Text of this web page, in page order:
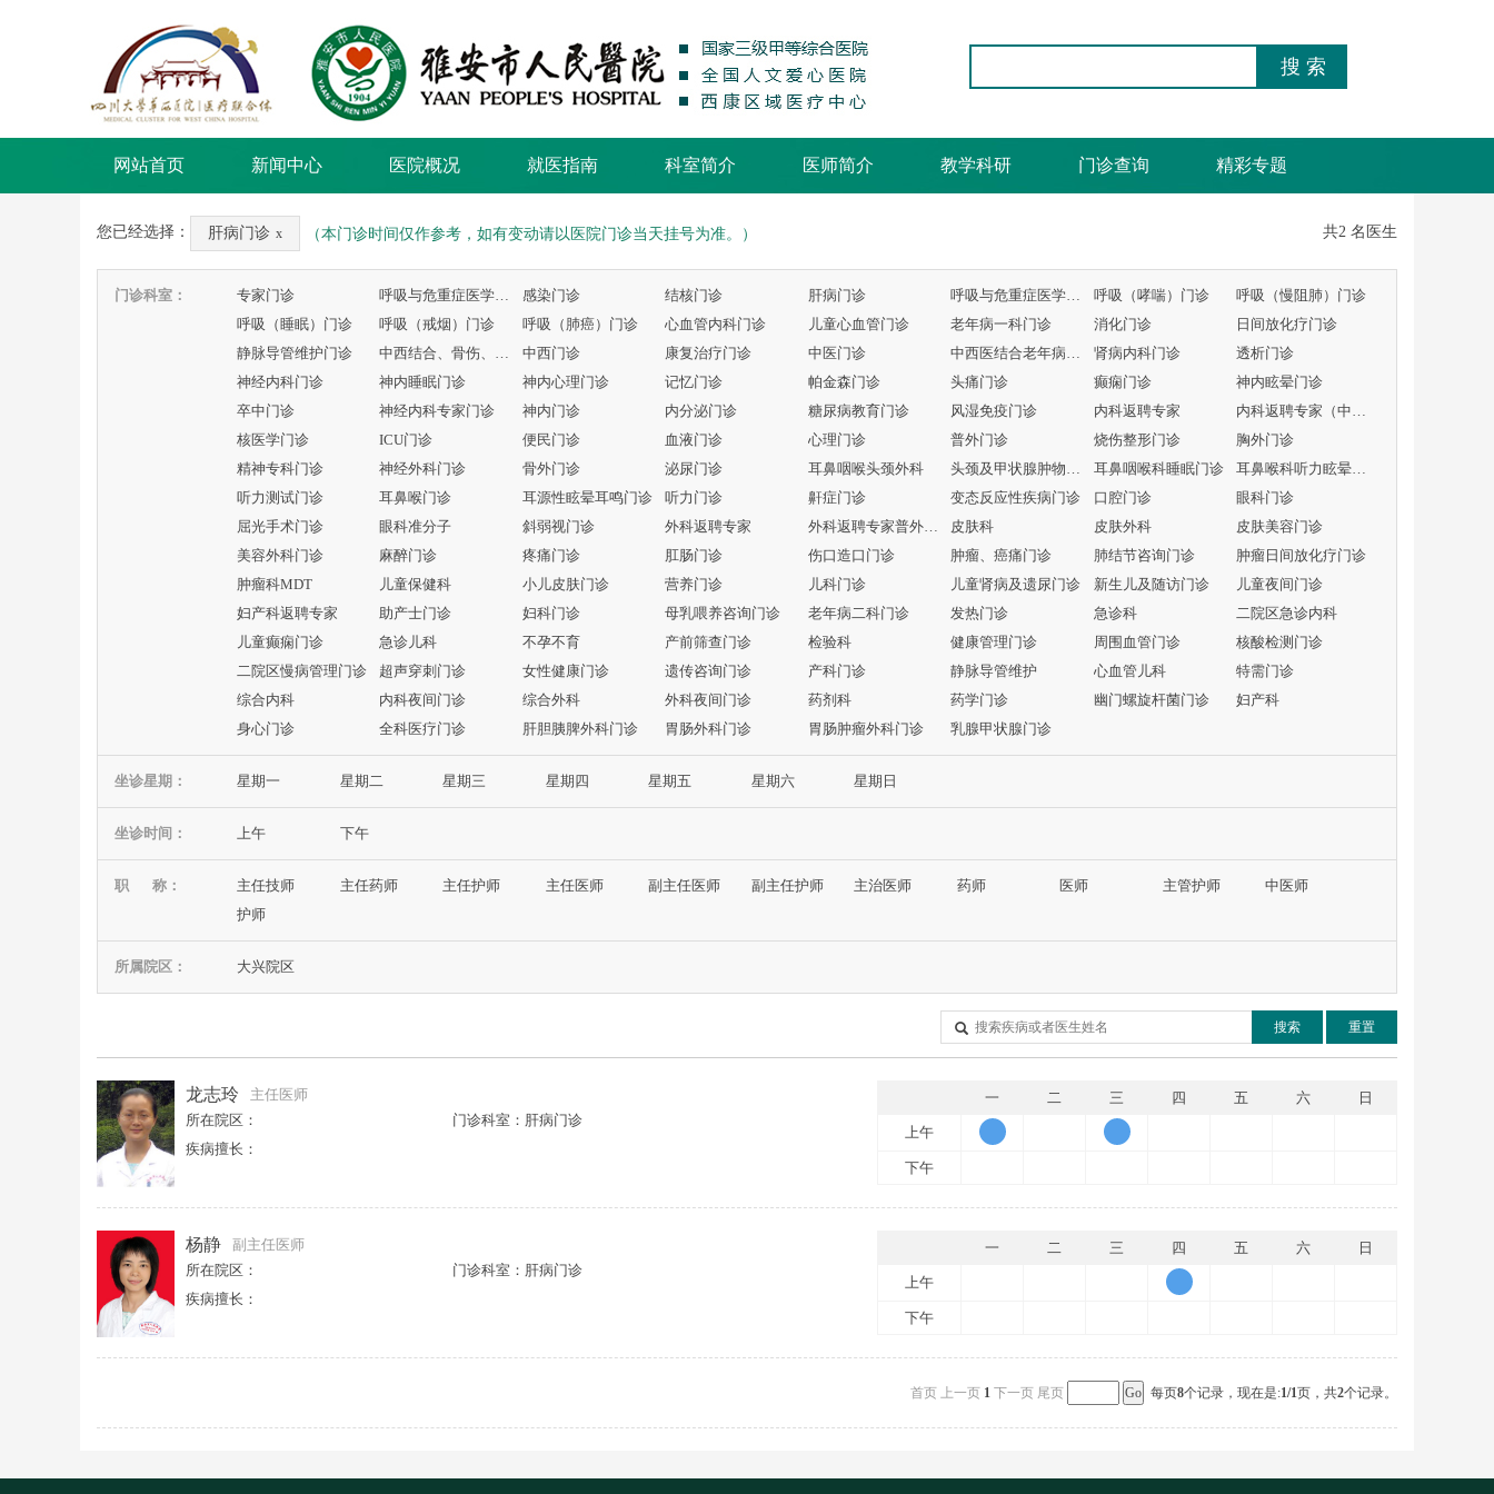
网站首页 新闻中心 医院概况 就医指南 科室简介 医师简介 教学科研 门诊查询 精彩专题
您已经选择： 肝病门诊 x （本门诊时间仅作参考，如有变动请以医院门诊当天挂号为准。） 共2 名医生
门诊科室： 专家门诊 感染门诊 结核门诊 肝病门诊 呼吸（哮喘）门诊
呼吸（慢阻肺）门诊
呼吸（睡眠）门诊
呼吸（戒烟）门诊 呼吸（肺癌）门诊 心血管内科门诊 儿童心血管门诊 老年病一科门诊 消化门诊
日间放化疗门诊
静脉导管维护门诊
中西门诊 康复治疗门诊 中医门诊 肾病内科门诊
透析门诊
神经内科门诊
神内睡眠门诊 神内心理门诊 记忆门诊 帕金森门诊 头痛门诊 癫痫门诊
神内眩晕门诊
卒中门诊
神经内科专家门诊 神内门诊 内分泌门诊 糖尿病教育门诊 风湿免疫门诊 内科返聘专家
核医学门诊
ICU门诊 便民门诊 血液门诊 心理门诊 普外门诊 烧伤整形门诊
胸外门诊
精神专科门诊
神经外科门诊 骨外门诊 泌尿门诊 耳鼻咽喉头颈外科 耳鼻咽喉科睡眠门诊
听力测试门诊
耳鼻喉门诊 耳源性眩晕耳鸣门诊 听力门诊 鼾症门诊 变态反应性疾病门诊 口腔门诊
眼科门诊
屈光手术门诊
眼科准分子 斜弱视门诊 外科返聘专家 外科返聘专家普外科、乳腺外科 皮肤科 皮肤外科
皮肤美容门诊
美容外科门诊
麻醉门诊 疼痛门诊 肛肠门诊 伤口造口门诊 肿瘤、癌痛门诊 肺结节咨询门诊
肿瘤日间放化疗门诊
肿瘤科MDT
儿童保健科 小儿皮肤门诊 营养门诊 儿科门诊 儿童肾病及遗尿门诊 新生儿及随访门诊
儿童夜间门诊
妇产科返聘专家
助产士门诊 妇科门诊 母乳喂养咨询门诊 老年病二科门诊 发热门诊 急诊科
二院区急诊内科
儿童癫痫门诊
急诊儿科 不孕不育 产前筛查门诊 检验科 健康管理门诊 周围血管门诊
核酸检测门诊
二院区慢病管理门诊
超声穿刺门诊 女性健康门诊 遗传咨询门诊 产科门诊 静脉导管维护 心血管儿科
特需门诊
综合内科
内科夜间门诊 综合外科 外科夜间门诊 药剂科 药学门诊 幽门螺旋杆菌门诊
妇产科
身心门诊
全科医疗门诊 肝胆胰脾外科门诊 胃肠外科门诊 胃肠肿瘤外科门诊 乳腺甲状腺门诊
坐诊星期： 星期一 星期二 星期三 星期四 星期五 星期六 星期日
坐诊时间： 上午 下午
职 称： 主任技师 主任药师 主任护师 主任医师 副主任医师 副主任护师 主治医师 药师 医师 主管护师
中医师
护师
所属院区： 大兴院区
搜索 重置
龙志玲
主任医师
所在院区：
门诊科室：肝病门诊
疾病擅长：
一 二 三 四 五 六 日
上午
下午
杨静
副主任医师
所在院区：
门诊科室：肝病门诊
疾病擅长：
一 二 三 四 五 六 日
上午
下午
首页 上一页 1 下一页 尾页 每页8个记录，现在是:1/1页，共2个记录。